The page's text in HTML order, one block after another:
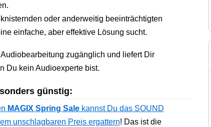
oder anderweitig beeinträchtigten
einfache, aber effektive Lösung sucht.
zugänglich und liefert Dir
Du kein Audioexperte bist.
günstig:
MAGIX Spring Salekannst Du das SOUND
unschlagbaren Preis ergattern! Das ist die